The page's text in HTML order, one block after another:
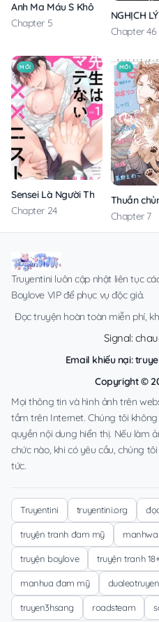
Anh Ma Máu S Không Cho Tôi Ngủ
Chapter 5
NGHỊCH
Chapter 46
MỚI
Sensei Là Người Thích Chơi Mông
Chapter 24
MỚI
Thuần
Chapter 7
Truyentini luôn cập nhật liên tục
Boylove VIP để phục vụ độc giả.
Đọc truyện hoàn toàn miễn phí,
Signal:
Email khiếu nại:
Copyright ©
Mọi thông tin và hình ảnh trên
tầm trên Internet. Chúng tôi
quyền nội dung hiển thị. Nếu làm
chức nào, khi có yêu cầu, chúng
tức.
Truyentini truyentini.org
truyện tranh đam mỹ
truyện boylove truyện tranh
manhua đam mỹ dualeotruyen
truyen3hsang roadsteam